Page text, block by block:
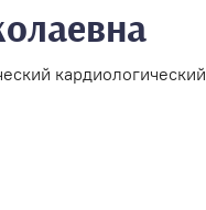
кардиологический